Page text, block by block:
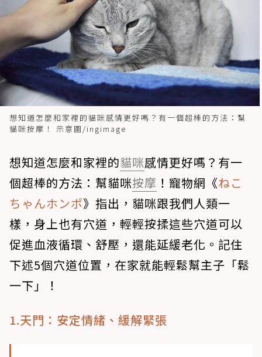
想知道怎麼和家裡的貓咪感情更好嗎？有一個超棒的方法：幫
貓咪按摩！ 示意圖/ingimage
想知道怎麼和家裡的貓咪感情更好嗎？有一
個超棒的方法：幫貓咪按摩 ！寵物網《ねこ
ちゃんホンポ》指出，貓咪跟我們人類一
樣，身上也有穴道，輕輕按揉這些穴道可以
促進血液循環、舒壓，還能延緩老化。記住
下述5個穴道位置，在家就能輕鬆幫主子「鬆
一下」！
1.天門：安定情緒、緩解緊張